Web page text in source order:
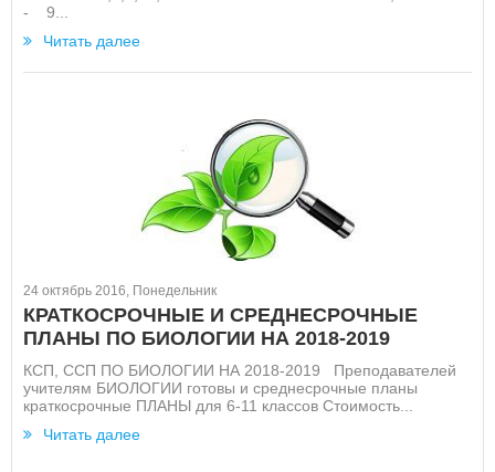
- 9...
Читать далее
24 октябрь 2016, Понедельник
КРАТКОСРОЧНЫЕ И СРЕДНЕСРОЧНЫЕ
ПЛАНЫ ПО БИОЛОГИИ НА 2018-2019
КСП, ССП ПО БИОЛОГИИ НА 2018-2019 Преподавателей
учителям БИОЛОГИИ готовы и среднесрочные планы
краткосрочные ПЛАНЫ для 6-11 классов Стоимость...
Читать далее